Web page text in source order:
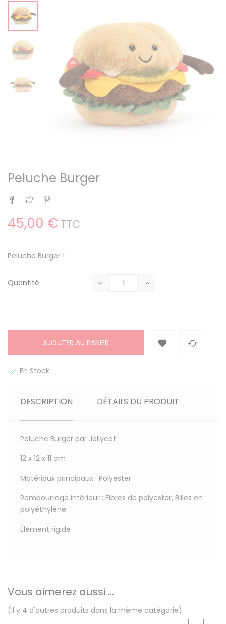
Peluche Burger
Partager
Tweet
45,00 € TTC
Peluche Burger !
Quantité
AJOUTER AU PANIER  
 En Stock
DESCRIPTION DÉTAILS DU PRODUIT
Peluche Burger par Jellycat
12 x 12 x 11 cm
Matériaux principaux : Polyester
Rembourrage intérieur : Fibres de polyester, Billes en
polyéthylène
Élément rigide
Vous aimerez aussi ...
(Il y 4 d'autres produits dans la même catégorie)